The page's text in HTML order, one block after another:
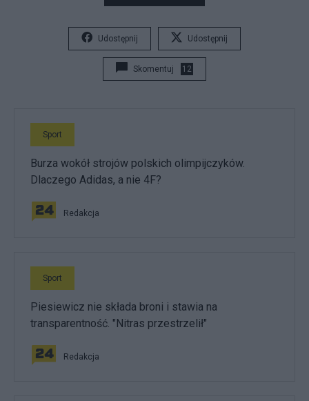
Udostępnij Udostępnij
Skomentuj 12
Sport
Burza wokół strojów polskich olimpijczyków.
Dlaczego Adidas, a nie 4F?
Redakcja
Sport
Piesiewicz nie składa broni i stawia na
transparentność. "Nitras przestrzelił"
Redakcja